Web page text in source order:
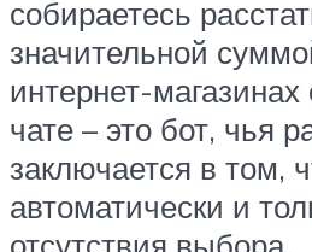
собираетесь
значительной
интернет-
чате – это бот, чья
заключается в том,
автоматически и